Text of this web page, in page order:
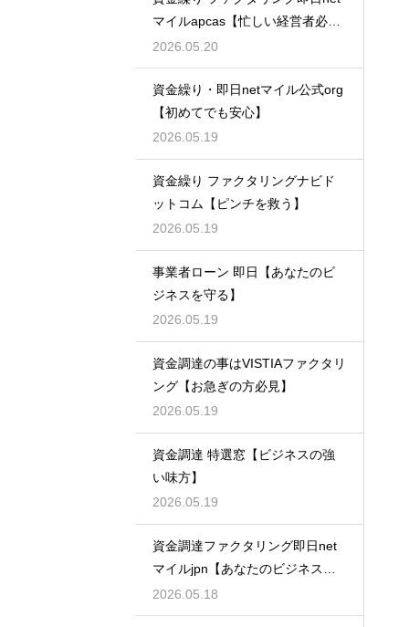
マイルapcas【忙しい経営者必
見】
2026.05.20
資金繰り・即日netマイル公式org
【初めてでも安心】
2026.05.19
資金繰り ファクタリングナビド
ットコム【ピンチを救う】
2026.05.19
事業者ローン 即日【あなたのビ
ジネスを守る】
2026.05.19
資金調達の事はVISTIAファクタリ
ング【お急ぎの方必見】
2026.05.19
資金調達 特選窓【ビジネスの強
い味方】
2026.05.19
資金調達ファクタリング即日net
マイルjpn【あなたのビジネスを
支える】
2026.05.18